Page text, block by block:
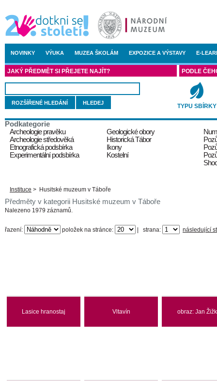
NOVINKY VÝUKA MUZEA ŠKOLÁM EXPOZICE A VÝSTAVY E-
JAKÝ PŘEDMĚT SI PŘEJETE NAJÍT?
ROZŠÍŘENÉ HLEDÁNÍ
PODLE
TYPU SBÍRKY
Podkategorie
Archeologie pravěku
Archeologie středověká
Etnografická podsbírka
Experimentální podsbírka
Geologické obory
Historická Tábor
Ikony
Kostelní
Instituce > Husitské muzeum v Táboře
Předměty v kategorii Husitské muzeum v Táboře
Nalezeno 1979 záznamů.
řazení: položek na stránce: strana: následující
Lasice hranostaj Vltavín obraz: Jan